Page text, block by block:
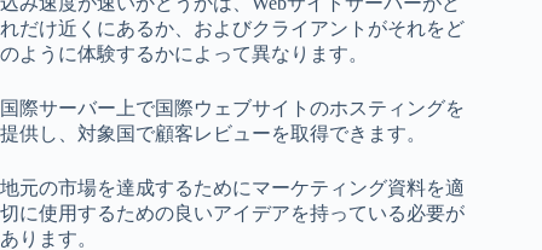
れだけ近くにあるか、およびクライアントがそれをど
のように体験するかによって異なります。
国際サーバー上で国際ウェブサイトのホスティングを
提供し、対象国で顧客レビューを取得できます。
地元の市場を達成するためにマーケティング資料を適
切に使用するための良いアイデアを持っている必要が
あります。